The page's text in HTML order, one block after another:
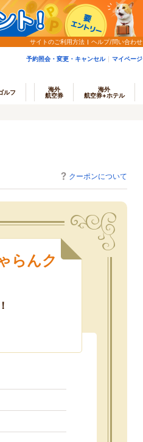
サイトのご利用方法 ヘルプ/問い合わせ
予約照会・変更・キャンセル マイページ
ルフ
海外
航空券
海外
航空券+ホテル
クーポンについて
らんク